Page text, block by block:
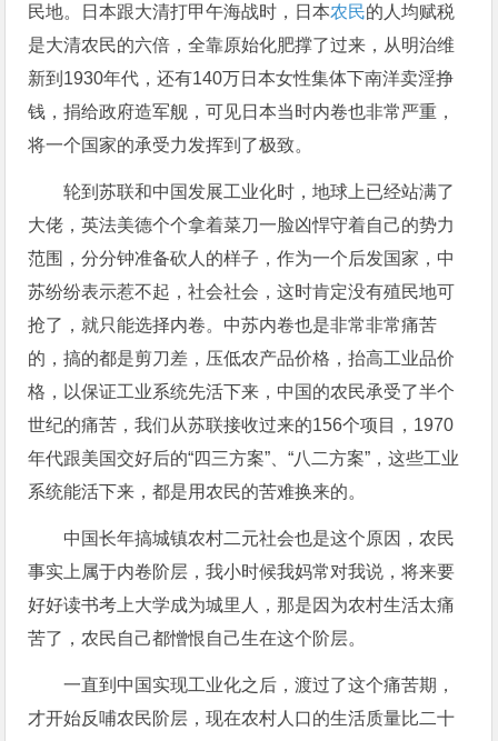
民地。日本跟大清打甲午海战时，日本农民的人均赋税
是大清农民的六倍，全靠原始化肥撑了过来，从明治维
新到1930年代，还有140万日本女性集体下南洋卖淫挣
钱，捐给政府造军舰，可见日本当时内卷也非常严重，
将一个国家的承受力发挥到了极致。
轮到苏联和中国发展工业化时，地球上已经站满了
大佬，英法美德个个拿着菜刀一脸凶悍守着自己的势力
范围，分分钟准备砍人的样子，作为一个后发国家，中
苏纷纷表示惹不起，社会社会，这时肯定没有殖民地可
抢了，就只能选择内卷。中苏内卷也是非常非常痛苦
的，搞的都是剪刀差，压低农产品价格，抬高工业品价
格，以保证工业系统先活下来，中国的农民承受了半个
世纪的痛苦，我们从苏联接收过来的156个项目，1970
年代跟美国交好后的“四三方案”、“八二方案”，这些工业
系统能活下来，都是用农民的苦难换来的。
中国长年搞城镇农村二元社会也是这个原因，农民
事实上属于内卷阶层，我小时候我妈常对我说，将来要
好好读书考上大学成为城里人，那是因为农村生活太痛
苦了，农民自己都憎恨自己生在这个阶层。
一直到中国实现工业化之后，渡过了这个痛苦期，
才开始反哺农民阶层，现在农村人口的生活质量比二十